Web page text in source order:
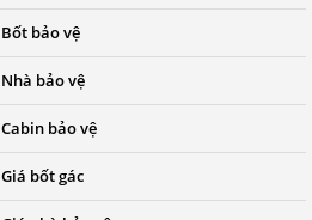
Bốt bảo vệ
Nhà bảo vệ
Cabin bảo vệ
Giá bốt gác